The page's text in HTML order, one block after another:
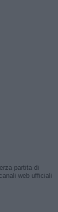
partita di
web ufficiali